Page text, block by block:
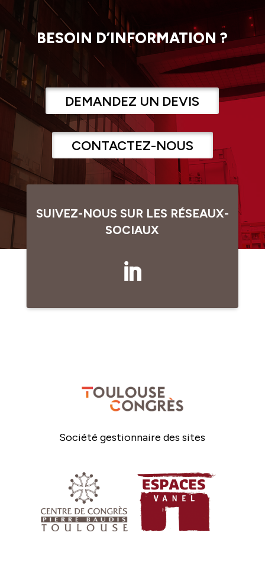
BESOIN D’INFORMATION ?
DEMANDEZ UN DEVIS
CONTACTEZ-NOUS
SUIVEZ-NOUS SUR LES RÉSEAUX-
SOCIAUX
Société gestionnaire des sites